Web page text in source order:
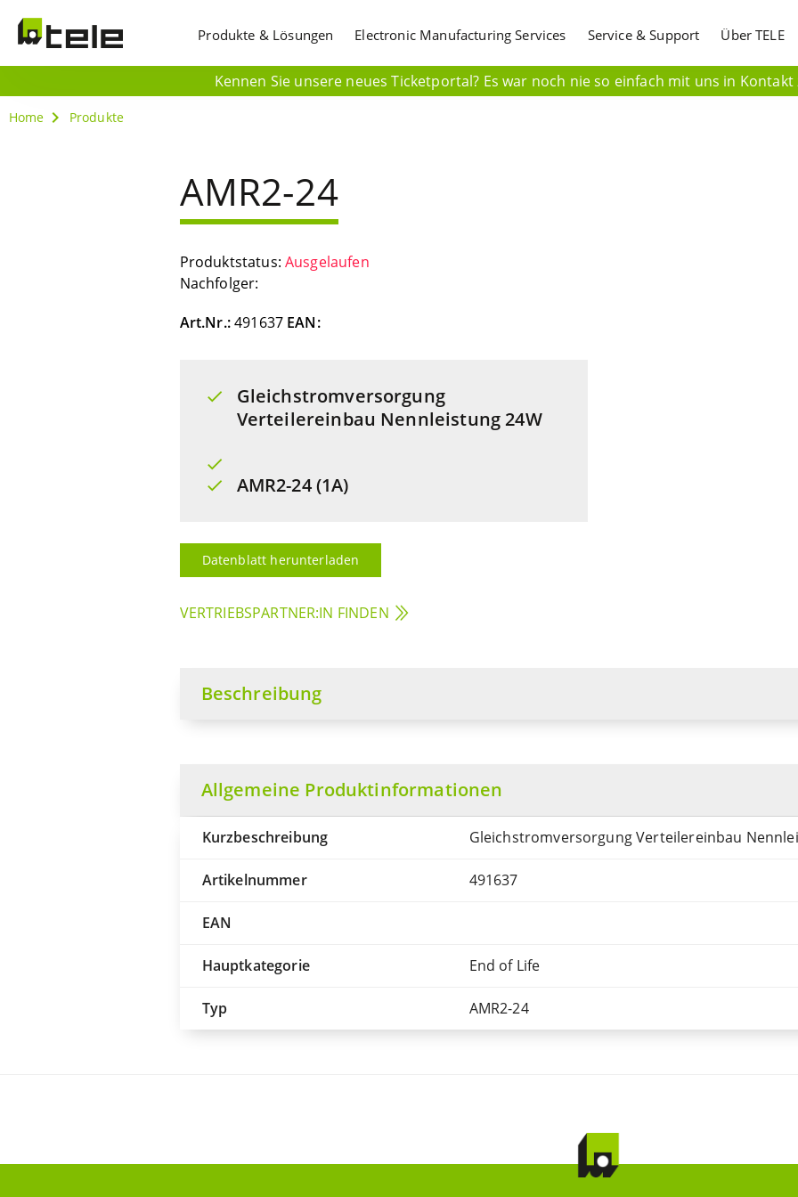
Kennen Sie unsere neues Ticketportal? Es war noch nie so einfach mit uns in
Produkte & Lösungen Electronic Manufacturing Services Service & Support Über TELE
Home Produkte
AMR2-24
Produktstatus: Ausgelaufen
Nachfolger:
Art.Nr.:491637 EAN:
Gleichstromversorgung
Verteilereinbau Nennleistung 24W
AMR2-24 (1A)
Datenblatt herunterladen
VERTRIEBSPARTNER:IN FINDEN
Beschreibung
Allgemeine Produktinformationen
Kurzbeschreibung Gleichstromversorgung Verteilereinbau
Artikelnummer 491637
EAN
Hauptkategorie End of Life
Typ AMR2-24